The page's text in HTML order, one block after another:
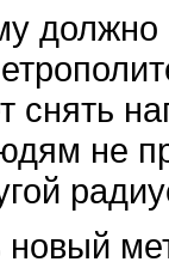
должно
не